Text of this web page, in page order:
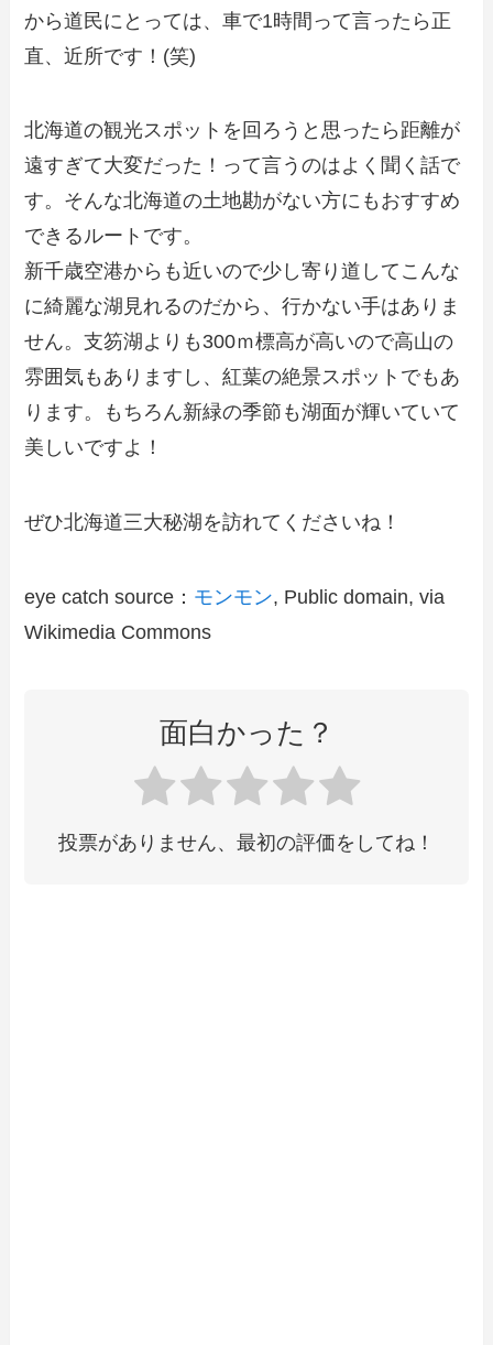
から道民にとっては、車で1時間って言ったら正
直、近所です！(笑)
北海道の観光スポットを回ろうと思ったら距離が
遠すぎて大変だった！って言うのはよく聞く話で
す。そんな北海道の土地勘がない方にもおすすめ
できるルートです。
新千歳空港からも近いので少し寄り道してこんな
に綺麗な湖見れるのだから、行かない手はありま
せん。支笏湖よりも300ｍ標高が高いので高山の
雰囲気もありますし、紅葉の絶景スポットでもあ
ります。もちろん新緑の季節も湖面が輝いていて
美しいですよ！
ぜひ北海道三大秘湖を訪れてくださいね！
eye catch source： モンモン, Public domain, via
Wikimedia Commons
面白かった？
投票がありません、最初の評価をしてね！